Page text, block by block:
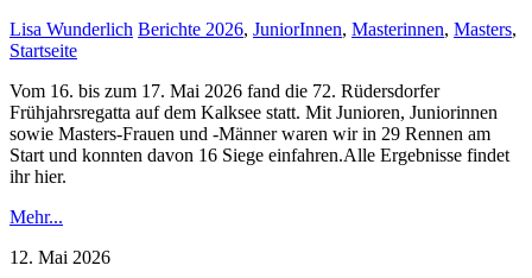
Lisa Wunderlich Berichte 2026, JuniorInnen, Masterinnen, Masters,
Startseite
Vom 16. bis zum 17. Mai 2026 fand die 72. Rüdersdorfer
Frühjahrsregatta auf dem Kalksee statt. Mit Junioren, Juniorinnen
sowie Masters-Frauen und -Männer waren wir in 29 Rennen am
Start und konnten davon 16 Siege einfahren.Alle Ergebnisse findet
ihr hier.
Mehr...
12. Mai 2026